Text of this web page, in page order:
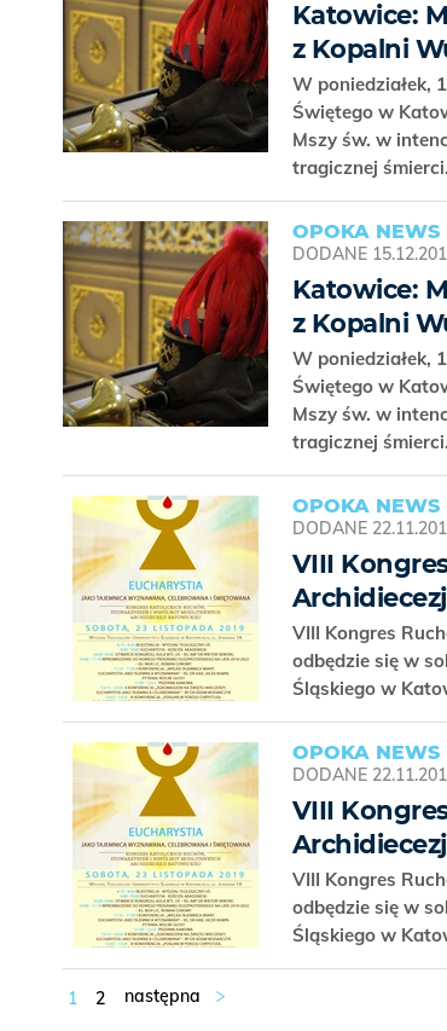
Katowice:
z Kopalni
W poniedziałek,
Świętego w
Mszy św. w
tragicznej śmierci.
OPOKA NEWS
DODANE
Katowice:
z Kopalni
W poniedziałek,
Świętego w
Mszy św. w
tragicznej śmierci.
OPOKA NEWS
DODANE
VIII
VIII Kongres
odbędzie się w
Śląskiego w
OPOKA NEWS
DODANE
VIII
VIII Kongres
odbędzie się w
Śląskiego w
1 2